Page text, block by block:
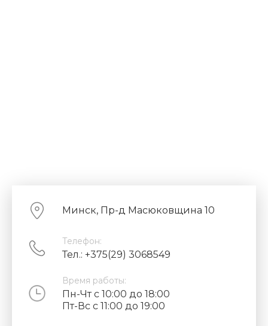
Минск, Пр-д Масюковщина 10
Телефон:
Тел.: +375(29) 3068549
Время работы:
Пн-Чт с 10:00 до 18:00
Пт-Вс с 11:00 до 19:00